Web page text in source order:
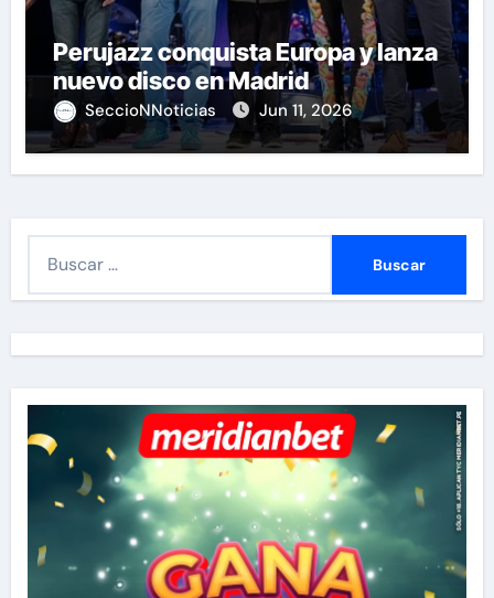
Perujazz conquista Europa y lanza
nuevo disco en Madrid
SeccioNNoticias Jun 11, 2026
r
: